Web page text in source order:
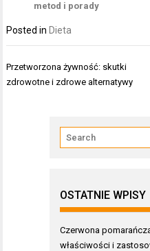
metod i porady
Posted in Dieta
Nawigacja
wpisu
Przetworzona żywność: skutki
zdrowotne i zdrowe alternatywy
OSTATNIE WPISY
Czerwona
właściwości i